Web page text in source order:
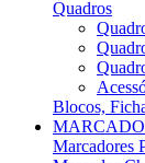
Quadros
Blocos,
Marcadores